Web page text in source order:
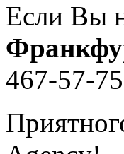
Если Вы
467-57-